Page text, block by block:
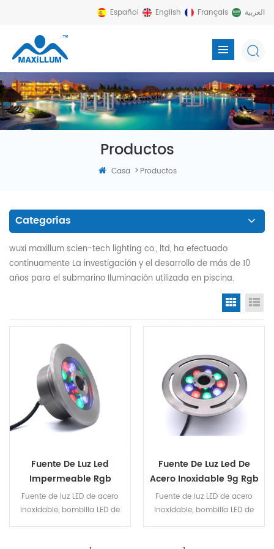
Español English Français العربية
Productos
Casa > Productos
Categorías
wuxi maxillum scien-tech lighting co., ltd, ha efectuado
continuamente La investigación y el desarrollo de más de 10
años para el submarino Iluminación utilizada en piscina.
Grid
Fuente De Luz Led
Impermeable Rgb
Fuente de luz LED de acero
inoxidable, bombilla LED de
alta potencia con la lente, se
Fuente De Luz Led De
Acero Inoxidable 9g Rgb
Fuente de luz LED de acero
inoxidable, bombilla LED de
alta potencia con la lente, se